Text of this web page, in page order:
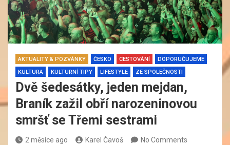
AKTUALITY & POZVÁNKY ČESKO CESTOVÁNÍ
DOPORUČUJEME
KULTURA
KULTURNÍ TIPY LIFESTYLE ZE SPOLEČNOSTI
Dvě šedesátky, jeden mejdan,
Braník zažil obří narozeninovou
smršť se Třemi sestrami
2 měsíce ago Karel Čavoš No Comments